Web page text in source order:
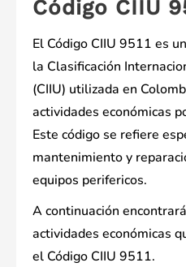
Código CIIU
El Código CIIU 9511 es
la Clasificación
(CIIU) utilizada en
actividades económicas
Este código se refiere
mantenimiento y
equipos perifericos.
A continuación
actividades económicas
el Código CIIU 9511.